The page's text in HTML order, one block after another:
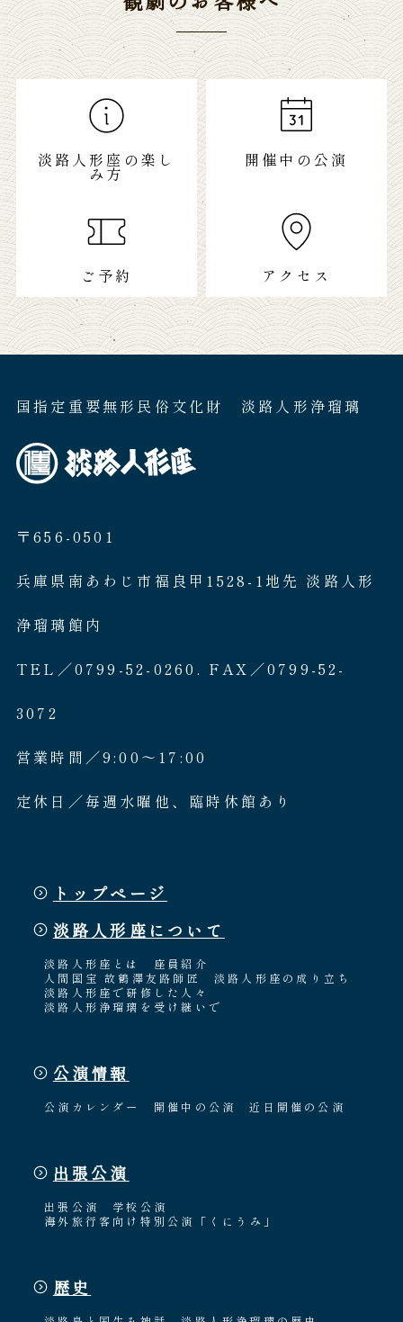
淡路人形座の楽し
み方
開催中の公演
ご予約 アクセス
国指定重要無形民俗文化財 淡路人形浄瑠璃
〒656-0501
兵庫県南あわじ市福良甲1528-1地先 淡路人形
浄瑠璃館内
TEL／0799-52-0260. FAX／0799-52-
3072
営業時間／9:00〜17:00
定休日／毎週水曜他、臨時休館あり
トップページ
淡路人形座について
淡路人形座とは
座員紹介
人間国宝 故鶴澤友路師匠
淡路人形座の成り立ち
淡路人形座で研修した人々
淡路人形浄瑠璃を受け継いで
公演情報
公演カレンダー 開催中の公演 近日開催の公演
出張公演
出張公演
学校公演
海外旅行客向け特別公演「くにうみ」
歴史